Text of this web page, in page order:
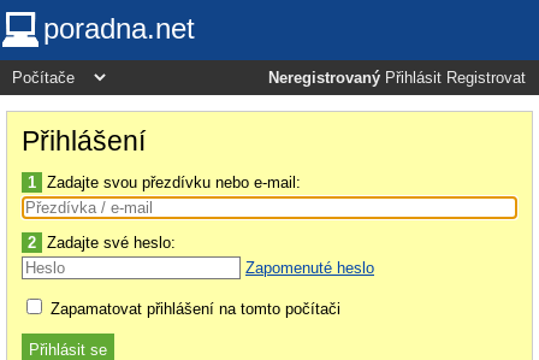
poradna.net
Neregistrovaný Přihlásit Registrovat
Přihlášení
1 Zadajte svou přezdívku nebo e-mail:
2 Zadajte své heslo:
Zapomenuté heslo
Zapamatovat přihlášení na tomto počítači